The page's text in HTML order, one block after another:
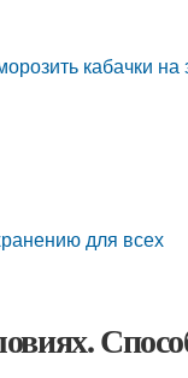
кабачки на
для всех